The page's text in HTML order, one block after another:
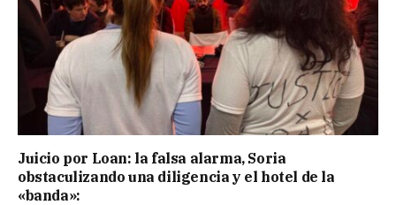
Juicio por Loan: la falsa alarma, Soria
obstaculizando una diligencia y el hotel de la
«banda»: